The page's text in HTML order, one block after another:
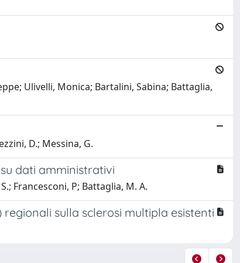
Ulivelli, Monica; Bartalini, Sabina; Battaglia,
D.; Messina, G.
dati amministrativi
Francesconi, P; Battaglia, M. A.
sulla sclerosi multipla esistenti